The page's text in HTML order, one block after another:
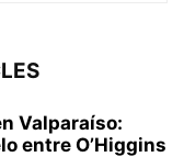
Valparaíso:
entre O’Higgins